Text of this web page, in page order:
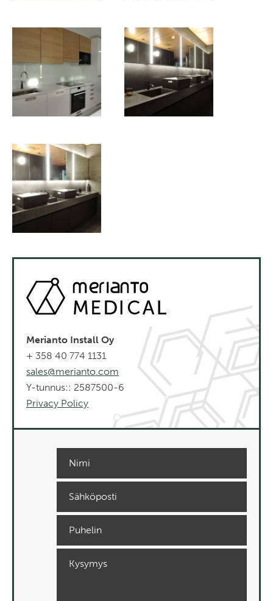
Merianto Install Oy
+ 358 40 774 1131
sales@merianto.com
Y-tunnus:: 2587500-6
Privacy Policy